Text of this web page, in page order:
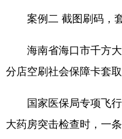
案例二 截图刷码，套
海南省海口市千方大
分店空刷社会保障卡套
国家医保局专项飞行
大药房突击检查时，一